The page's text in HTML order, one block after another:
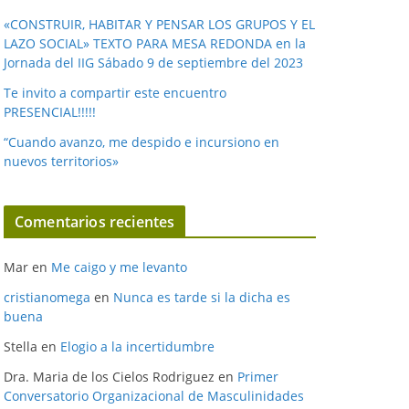
«CONSTRUIR, HABITAR Y PENSAR LOS GRUPOS Y EL
LAZO SOCIAL» TEXTO PARA MESA REDONDA en la
Jornada del IIG Sábado 9 de septiembre del 2023
Te invito a compartir este encuentro
PRESENCIAL!!!!!
“Cuando avanzo, me despido e incursiono en
nuevos territorios»
Comentarios recientes
Mar en Me caigo y me levanto
cristianomega en Nunca es tarde si la dicha es
buena
Stella en Elogio a la incertidumbre
Dra. Maria de los Cielos Rodriguez en Primer
Conversatorio Organizacional de Masculinidades